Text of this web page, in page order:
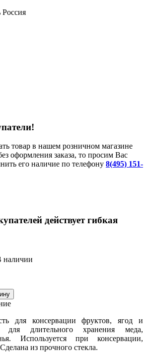
Россия
товар в нашем розничном магазине
оформления заказа, то просим Вас
его наличие по телефону 8(495) 151-
действует гибкая
наличии
для консервации фруктов, ягод и
для длительного хранения меда,
Используется при консервации,
из прочного стекла.